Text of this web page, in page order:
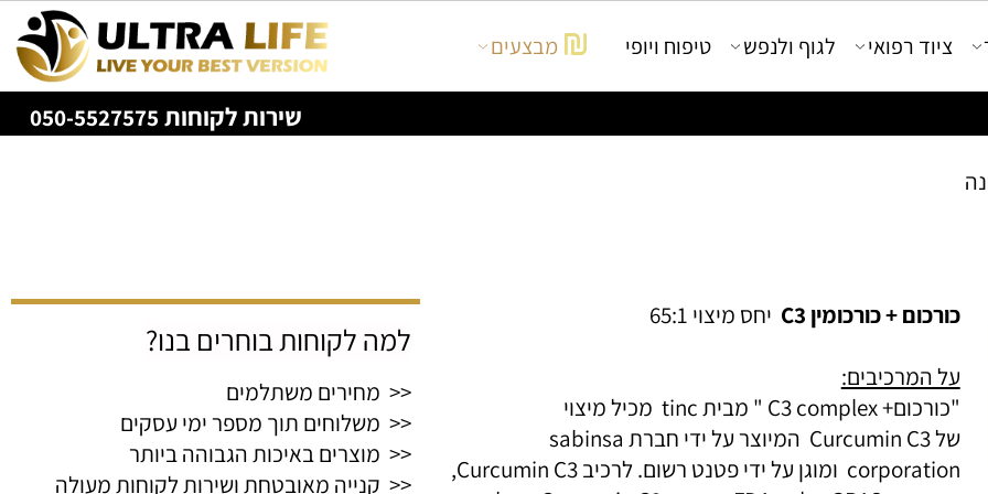
שירות לקוחות050-5527575
רפואי לגוף ולנפש טיפוח ויופי מבצעים
כורכום + כורכומיןC3 יחס מיצוי 65:1
על המרכיבים:
"כורכום+C3 complex" מביתtincמכיל מיצוי
Curcumin C3המיוצר על ידי חברתsabinsa
למה לקוחות בוחרים בנו?
<< מחירים משתלמים
<< משלוחים תוך מספר ימי עסקים
<< מוצרים באיכות הגבוהה ביותר